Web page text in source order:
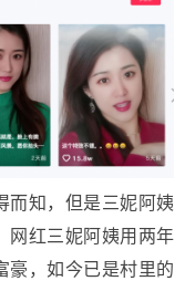
而知，但是三妮阿姨
网红三妮阿姨用两年
豪 ，如今已是村里的